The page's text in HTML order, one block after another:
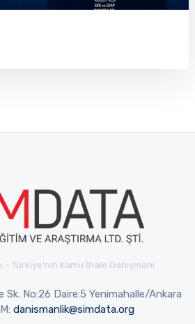
- Türkiye'nin Kamu İhale Danışmanı
No:26 Daire:5 Yenimahalle/Ankara
danismanlik@simdata.org